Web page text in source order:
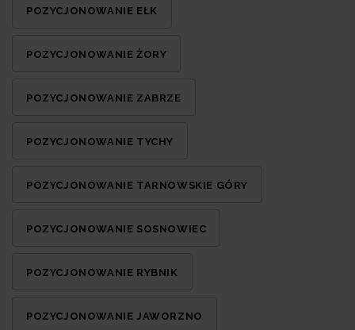
POZYCJONOWANIE EŁK
POZYCJONOWANIE ŻORY
POZYCJONOWANIE ZABRZE
POZYCJONOWANIE TYCHY
POZYCJONOWANIE TARNOWSKIE GÓRY
POZYCJONOWANIE SOSNOWIEC
POZYCJONOWANIE RYBNIK
POZYCJONOWANIE JAWORZNO